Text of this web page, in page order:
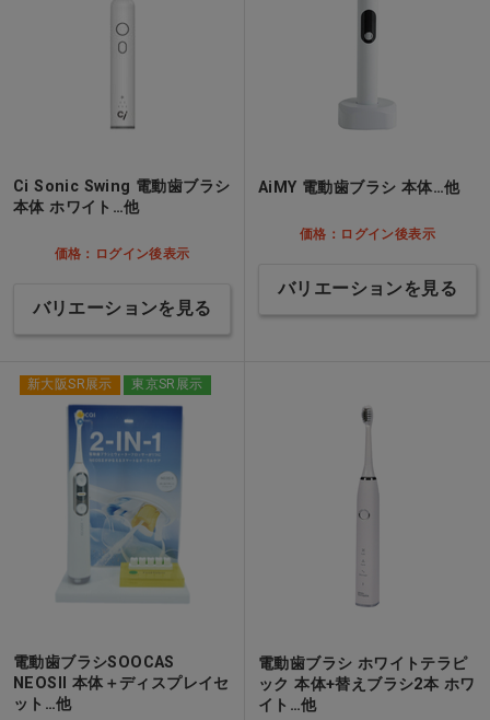
Ci Sonic Swing 電動歯ブラシ
本体 ホワイト…他
価格：ログイン後表示
バリエーションを見る
AiMY 電動歯ブラシ 本体…他
価格：ログイン後表示
バリエーションを見る
新大阪SR展示 東京SR展示
電動歯ブラシSOOCAS
NEOSII 本体＋ディスプレイセ
ット…他
電動歯ブラシ ホワイトテラピ
ック 本体+替えブラシ2本 ホワ
イト…他